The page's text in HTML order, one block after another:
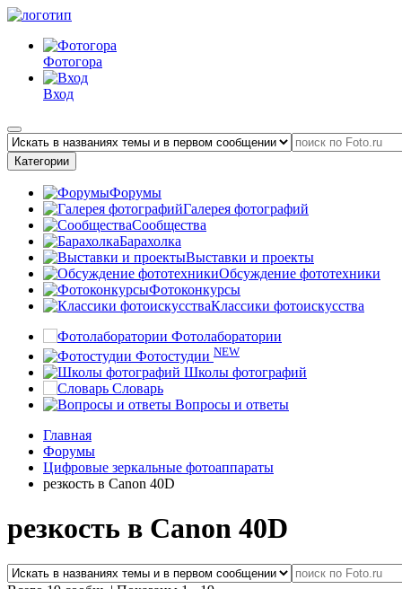
Фотогора
Вход
Категории
Форумы
Галерея фотографий
Сообщества
Барахолка
Выставки и проекты
Обсуждение фототехники
Фотоконкурсы
Классики фотоискусства
Фотолаборатории
Фотостудии NEW
Школы фотографий
Словарь
Вопросы и ответы
Главная
Форумы
Цифровые зеркальные фотоаппараты
резкость в Canon 40D
резкость в Canon 40D